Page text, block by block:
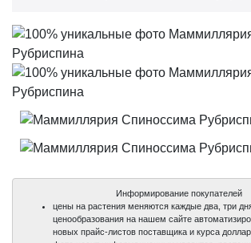
Информирование покупателей
цены на растения меняются каждые два, три
ценообразования на нашем сайте
новых прайс-листов поставщика и курса